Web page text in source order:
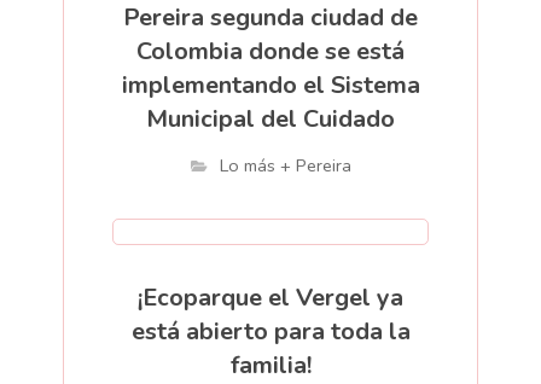
Pereira segunda ciudad de
Colombia donde se está
implementando el Sistema
Municipal del Cuidado
Lo más + Pereira
¡Ecoparque el Vergel ya
está abierto para toda la
familia!